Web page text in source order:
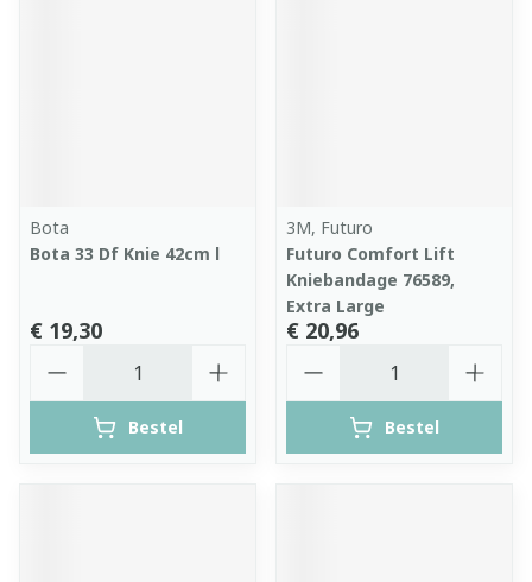
Bota
Bota 33 Df Knie 42cm l
€ 19,30
Bestel
3M, Futuro
Futuro Comfort Lift
Kniebandage 76589,
Extra Large
€ 20,96
Bestel